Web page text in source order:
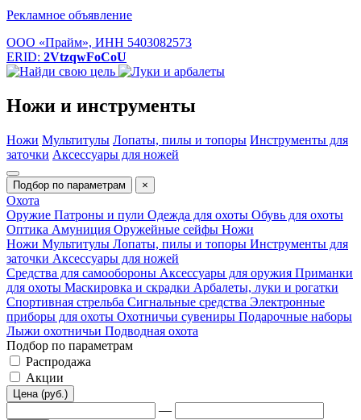
Рекламное объявление
ООО «Прайм», ИНН 5403082573
ERID: 2VtzqwFoCoU
Ножи и инструменты
Ножи Мультитулы Лопаты, пилы и топоры Инструменты для
заточки Аксессуары для ножей
Подбор по параметрам ×
Охота
Оружие Патроны и пули Одежда для охоты Обувь для охоты
Оптика Амуниция Оружейные сейфы Ножи
Ножи Мультитулы Лопаты, пилы и топоры Инструменты для
заточки Аксессуары для ножей
Средства для самообороны Аксессуары для оружия Приманки
для охоты Маскировка и скрадки Арбалеты, луки и рогатки
Спортивная стрельба Сигнальные средства Электронные
приборы для охоты Охотничьи сувениры Подарочные наборы
Лыжи охотничьи Подводная охота
Подбор по параметрам
Распродажа
Акции
Цена (руб.)
—